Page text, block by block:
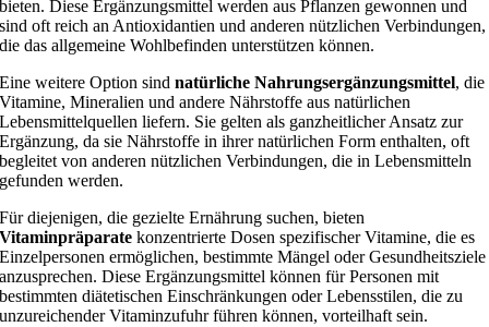
bieten. Diese Ergänzungsmittel werden aus Pflanzen gewonnen und
sind oft reich an Antioxidantien und anderen nützlichen Verbindungen,
die das allgemeine Wohlbefinden unterstützen können.
Eine weitere Option sindnatürliche Nahrungsergänzungsmittel, die
Vitamine, Mineralien und andere Nährstoffe aus natürlichen
Lebensmittelquellen liefern. Sie gelten als ganzheitlicher Ansatz zur
Ergänzung, da sie Nährstoffe in ihrer natürlichen Form enthalten, oft
begleitet von anderen nützlichen Verbindungen, die in Lebensmitteln
gefunden werden.
Für diejenigen, die gezielte Ernährung suchen, bieten
Vitaminpräparate konzentrierte Dosen spezifischer Vitamine, die es
Einzelpersonen ermöglichen, bestimmte Mängel oder Gesundheitsziele
anzusprechen. Diese Ergänzungsmittel können für Personen mit
bestimmten diätetischen Einschränkungen oder Lebensstilen, die zu
unzureichender Vitaminzufuhr führen können, vorteilhaft sein.